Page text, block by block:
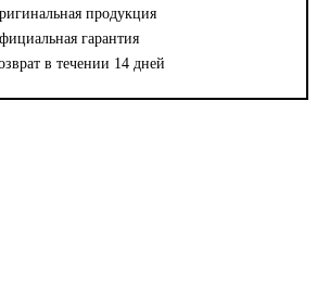
продукция
гарантия
в течении 14 дней